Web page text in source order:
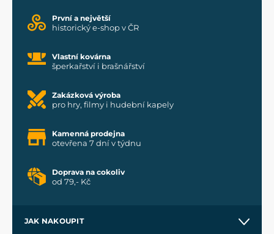
První a největší
historický e-shop v ČR
Vlastní kovárna
šperkařství i brašnářství
Zakázková výroba
pro hry, filmy i hudební kapely
Kamenná prodejna
otevřena 7 dní v týdnu
Doprava na cokoliv
od 79,- Kč
JAK NAKOUPIT